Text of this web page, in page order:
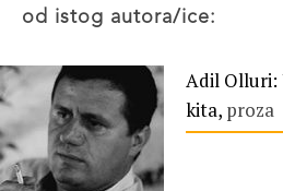
od istog autora/ice:
Adil Olluri:
kita, proza